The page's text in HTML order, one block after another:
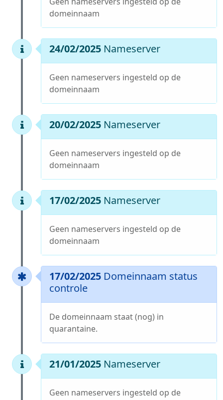
domeinnaam
24/02/2025 Nameserver
Geen nameservers ingesteld op de
domeinnaam
20/02/2025 Nameserver
Geen nameservers ingesteld op de
domeinnaam
17/02/2025 Nameserver
Geen nameservers ingesteld op de
domeinnaam
17/02/2025 Domeinnaam status
controle
De domeinnaam staat (nog) in
quarantaine.
21/01/2025 Nameserver
Geen nameservers ingesteld op de